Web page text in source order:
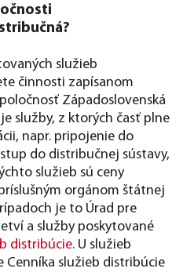
služieb
činnosti zapísanom
Západoslovenská
služby, z ktorých časť plne
napr. pripojenie do
do distribučnej sústavy,
služieb sú ceny
orgánom štátnej
je to Úrad pre
a služby poskytované
distribúcie. U služieb
Cenníka služieb distribúcie